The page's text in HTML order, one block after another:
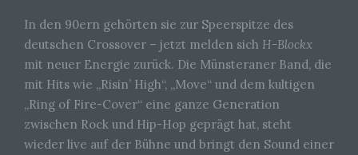
In den 90ern gehörten sie zur Speerspitze des
deutschen Crossover – jetzt melden sich H-Blockx
mit neuer Energie zurück. Die Münsteraner Band, die
mit Hits wie „Risin’ High“, „Move“ und dem kultigen
„Ring of Fire-Cover“ eine ganze Generation
zwischen Rock und Hip-Hop geprägt hat, steht
wieder live auf der Bühne und bringt den Sound einer